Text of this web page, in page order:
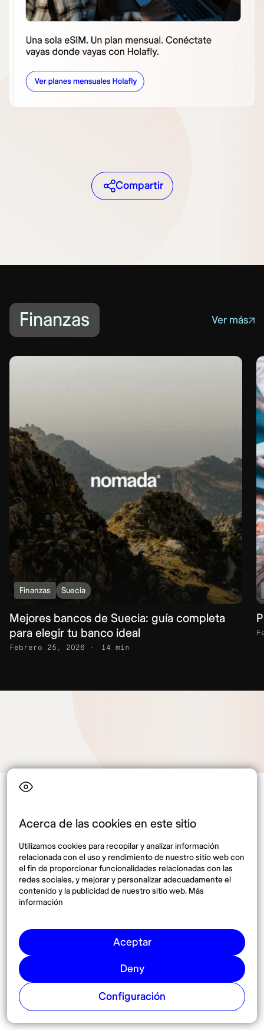
Acerca de las cookies en este sitio
Utilizamos cookies para recopilar y analizar información
relacionada con el uso y rendimiento de nuestro sitio web con
el fin de proporcionar funcionalidades relacionadas con las
redes sociales, y mejorar y personalizar adecuadamente el
contenido y la publicidad de nuestro sitio web. Más
información
Aceptar
Deny
Configuración
Compartir
Finanzas Ver más
Finanzas Suecia
Mejores bancos de Suecia: guía completa
para elegir tu banco ideal
Febrero 25, 2026 14 min
Idioma
Top destinos
Estados Unidos
México
Tailandia
España
Blog